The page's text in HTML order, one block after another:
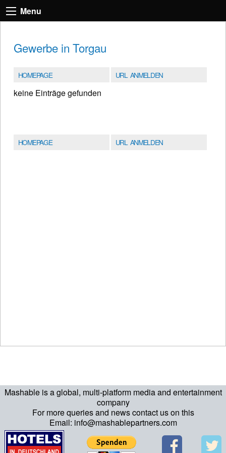
Mashable is a global, multi-platform media and entertainment
company
For more queries and news contact us on this
Email: info@mashablepartners.com
Menu
Gewerbe in Torgau
HOMEPAGE URL ANMELDEN
keine Einträge gefunden
HOMEPAGE URL ANMELDEN